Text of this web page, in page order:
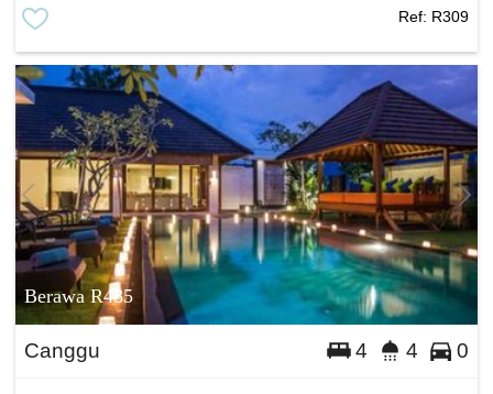
Ref: R309
Berawa R485
Canggu 4 4 0